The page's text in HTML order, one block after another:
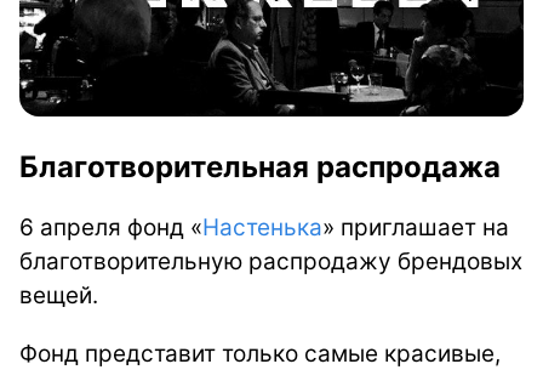
Благотворительная распродажа
6 апреля фонд «Настенька» приглашает на
благотворительную распродажу брендовых
вещей.
Фонд представит только самые красивые,